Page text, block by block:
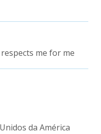
me for me
da América